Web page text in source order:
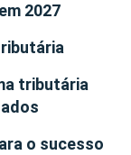
2027
tributária
o sucesso